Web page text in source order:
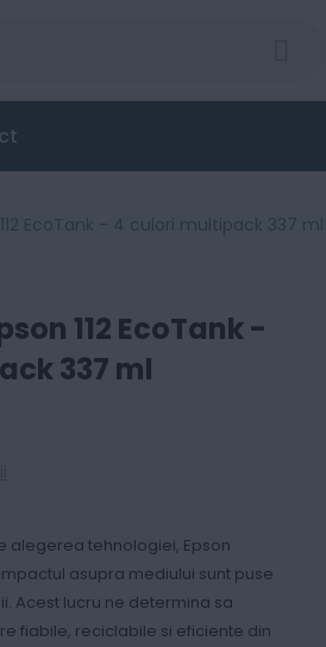
EcoTank - 4 culori multipack 337 ml
112 EcoTank -
337 ml
alegerea tehnologiei, Epson
asupra mediului sunt puse
Acest lucru ne determina sa
fiabile, reciclabile si eficiente din